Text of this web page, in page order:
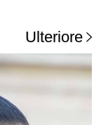
Ulteriore